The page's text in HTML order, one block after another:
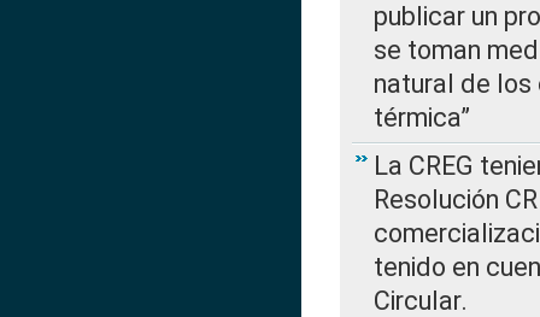
publicar un
se toman
natural de los
térmica”
La CREG
Resolución
tenido en
Circular.